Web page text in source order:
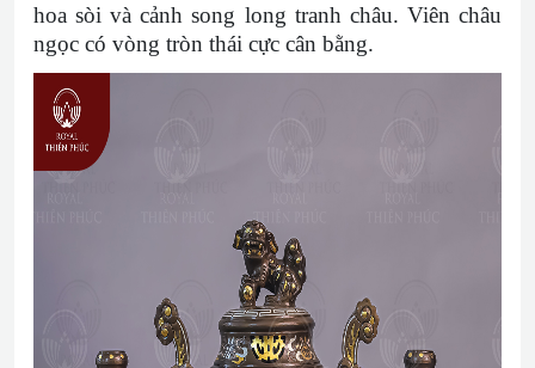
hoa sòi và cảnh song long tranh châu. Viên châu
ngọc có vòng tròn thái cực cân bằng.